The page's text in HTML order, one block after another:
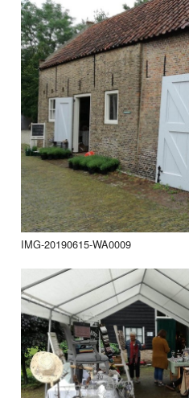
IMG-20190615-WA0009